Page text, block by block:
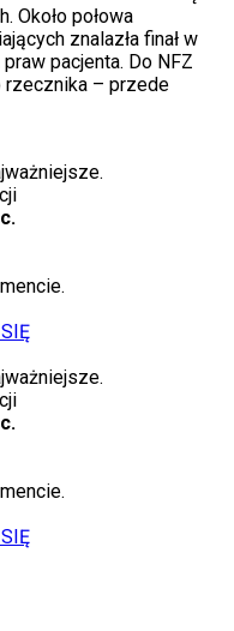
Około połowa
znalazła finał w
pacjenta. Do NFZ
rzecznika – przede